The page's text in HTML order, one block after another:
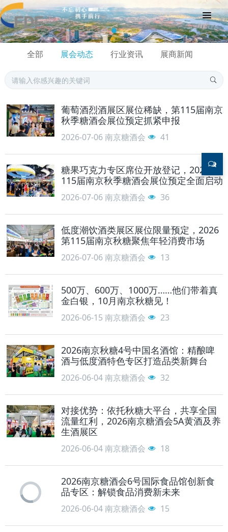
全部 展会动态 行业资讯 展商新闻
葡萄酒烈酒展区展位稀缺，第115届南京
秋季糖酒会展位预定抓紧申报
2026-07-06南京糖酒会 41
糖果巧克力专区席位开放登记，2026年
115届南京秋季糖酒会展位预定全面启动
2026-07-06南京糖酒会 36
低度潮饮酒类展区展位限量预定，2026
第115届南京秋糖聚焦年轻消费市场
2026-07-06南京糖酒会 13
500万、600万、1000万……他们带着真
金白银，10月南京秋糖见！
2026-06-15 南京糖酒会 23
2026南京秋糖4号中国名酒馆：精酿啤
酒与低度酒特色专区打造品类新舞台
2026-06-04南京糖酒会 32
对接优势：依托秋糖大平台，共享全国
流量红利，2026南京糖酒会5A黄酒及养
生酒展区
2026-06-04南京糖酒会 18
2026南京糖酒会6号国际食品馆创新食
品专区：解锁食品消费新未来
2026-06-04南京糖酒会 15